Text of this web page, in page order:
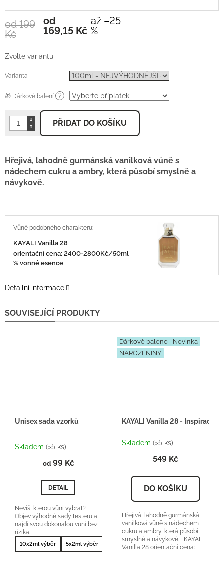
od 199
Kč
až –25
%
od
169,15 Kč Měrná
cena:
Zvolte variantu
Varianta
🎁 Dárkové balení ?
PŘIDAT DO KOŠÍKU
Hřejivá, lahodně gurmánská vanilková vůně s
nádechem cukru a ambry, která působí smyslně a
návykově.
KAYALI Vanilla 28
orientační cena: 2400-2800Kč/50ml 25
% vonné esence
Detailní informace
SOUVISEJÍCÍ PRODUKTY
Unisex sada vzorků
hodnocení
je
z
5
Skladem (>5 ks)
od99 Kč
DETAIL
Nevíš, kterou vůni vybrat?
Objev výhodné sady testerů a
najdi svou dokonalou vůni bez
rizika.
10x2ml výběr 5x2ml výběr 10x2ml nejprodávanější
Dárkově baleno
Novinka
NAROZENINY
KAYALI Vanilla 28 - Inspirace
Skladem (>5 ks)
549 Kč
DO KOŠÍKU
Hřejivá, lahodně gurmánská
vanilková vůně s nádechem
cukru a ambry, která působí
smyslně a návykově. KAYALI
Vanilla 28 orientační cena: